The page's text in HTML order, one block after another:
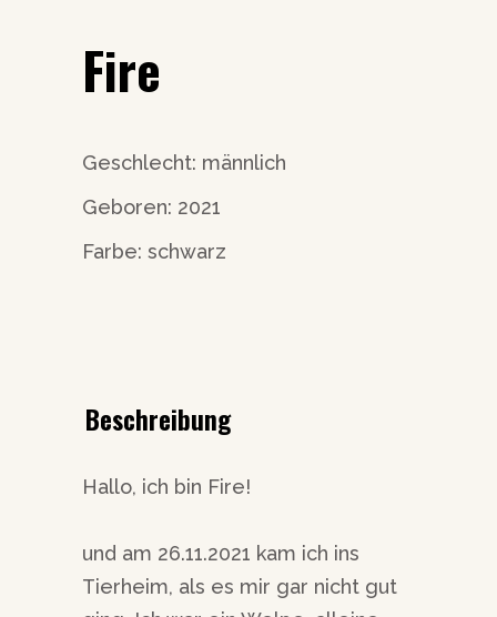
Fire
Geschlecht: männlich
Geboren: 2021
Farbe: schwarz
Beschreibung
Hallo, ich bin Fire!
und am 26.11.2021 kam ich ins
Tierheim, als es mir gar nicht gut